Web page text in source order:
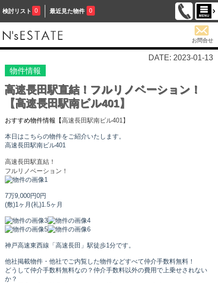
検討リスト 0 最近見た物件 0
お問合せ
DATE: 2023-01-13
物件情報
高速長田駅直結！フルリノベーション！
【高速長田駅南ビル401】
おすすめ物件情報【高速長田駅南ビル401】
本日はこちらの物件をご紹介いたします。
高速長田駅南ビル401
高速長田駅直結！
フルリノベーション！
7万9,000円0円
(敷)1ヶ月 (礼)1.5ヶ月
神戸高速東西線「高速長田」駅徒歩1分です。
他社掲載物件・他社でご内覧した物件などすべて仲介手数料無料！
どうして仲介手数料無料なの？仲介手数料以外の費用で上乗せされない
か？